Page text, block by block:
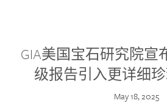
GIA美国宝石研究院宣
级报告引入更详细珍
May 18, 2025